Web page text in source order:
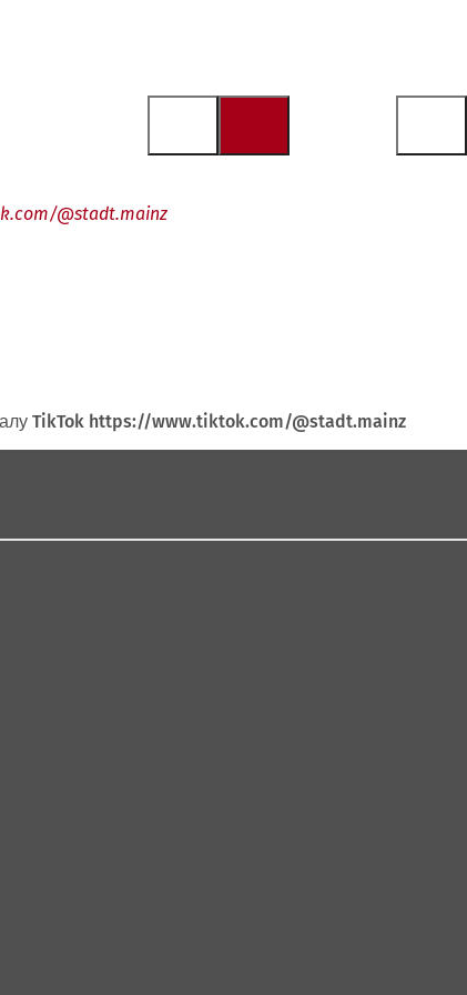
@stadt.mainz
TikTok https://www.tiktok.com/@stadt.mainz